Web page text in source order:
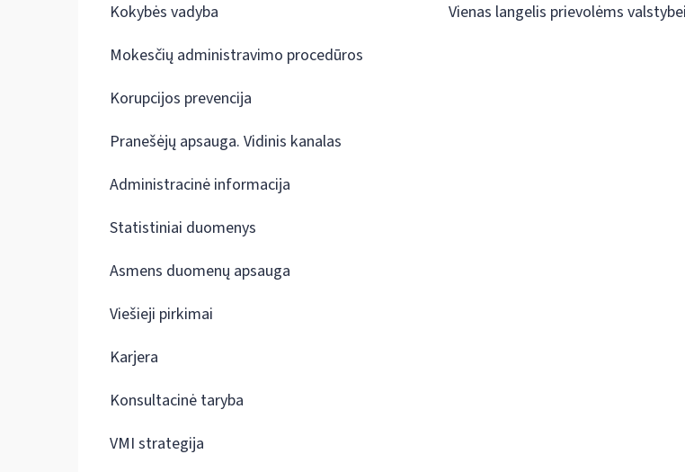
Kokybės vadyba
Mokesčių administravimo procedūros
Korupcijos prevencija
Pranešėjų apsauga. Vidinis kanalas
Administracinė informacija
Statistiniai duomenys
Asmens duomenų apsauga
Viešieji pirkimai
Karjera
Konsultacinė taryba
VMI strategija
Vienas langelis prievolėms